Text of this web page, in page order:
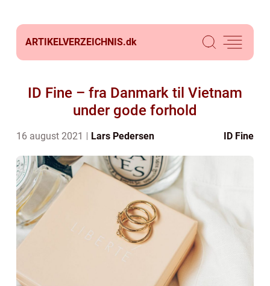
ARTIKELVERZEICHNIS.dk
ID Fine – fra Danmark til Vietnam
under gode forhold
16 august 2021 Lars Pedersen ID Fine